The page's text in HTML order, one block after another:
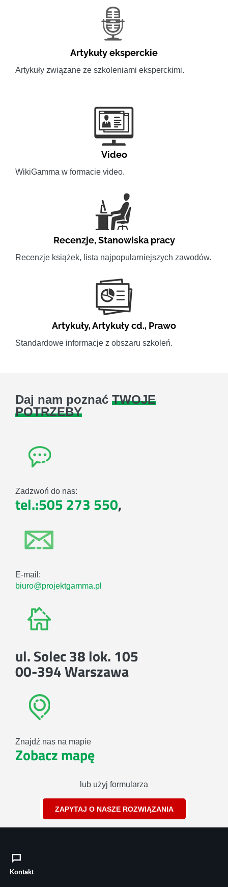
Artykuły eksperckie
Artykuły związane ze szkoleniami eksperckimi.
Video
WikiGamma w formacie video.
Recenzje,Stanowiska pracy
Recenzje książek, lista najpopularniejszych zawodów.
Artykuły,Artykuły cd., Prawo
Standardowe informacje z obszaru szkoleń.
Daj nam poznać TWOJE
POTRZEBY
Zadzwoń do nas:
tel.:505 273 550,
E-mail:
biuro@projektgamma.pl
ul. Solec 38 lok. 105
00-394 Warszawa
Znajdź nas na mapie
Zobacz mapę
lub użyj formularza
ZAPYTAJ O NASZE ROZWIĄZANIA
Kontakt